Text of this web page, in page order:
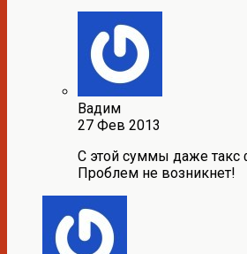
Вадим
27 Фев 2013
С этой суммы даже такс
Проблем не возникнет!